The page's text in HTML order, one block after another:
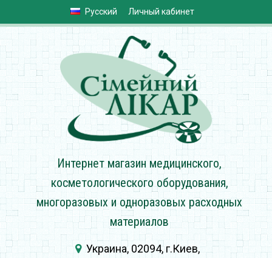
Русский Личный кабинет
Интернет магазин медицинского,
косметологического оборудования,
многоразовых и одноразовых расходных
материалов
Украина, 02094, г.Киев,